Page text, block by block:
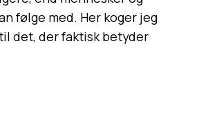
følge med. Her koger jeg
det, der faktisk betyder